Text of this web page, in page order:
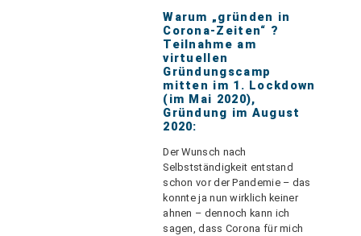
Warum „gründen in
Corona-Zeiten“ ?
Teilnahme am
virtuellen
Gründungscamp
mitten im 1. Lockdown
(im Mai 2020),
Gründung im August
2020:
Der Wunsch nach
Selbstständigkeit entstand
schon vor der Pandemie – das
konnte ja nun wirklich keiner
ahnen – dennoch kann ich
sagen, dass Corona für mich